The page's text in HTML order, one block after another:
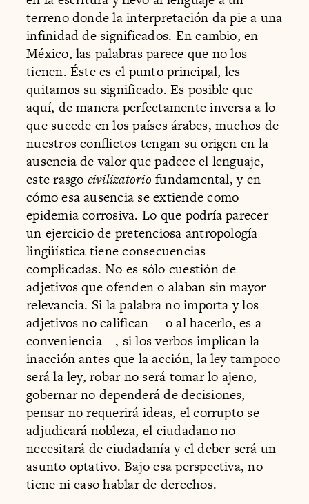
terreno donde la interpretación da pie a una
infinidad de significados. En cambio, en
México, las palabras parece que no los
tienen. Éste es el punto principal, les
quitamos su significado. Es posible que
aquí, de manera perfectamente inversa a lo
que sucede en los países árabes, muchos de
nuestros conflictos tengan su origen en la
ausencia de valor que padece el lenguaje,
este rasgo civilizatoriofundamental, y en
cómo esa ausencia se extiende como
epidemia corrosiva. Lo que podría parecer
un ejercicio de pretenciosa antropología
lingüística tiene consecuencias
complicadas. No es sólo cuestión de
adjetivos que ofenden o alaban sin mayor
relevancia. Si la palabra no importa y los
adjetivos no califican —o al hacerlo, es a
conveniencia—, si los verbos implican la
inacción antes que la acción, la ley tampoco
será la ley, robar no será tomar lo ajeno,
gobernar no dependerá de decisiones,
pensar no requerirá ideas, el corrupto se
adjudicará nobleza, el ciudadano no
necesitará de ciudadanía y el deber será un
asunto optativo. Bajo esa perspectiva, no
tiene ni caso hablar de derechos.